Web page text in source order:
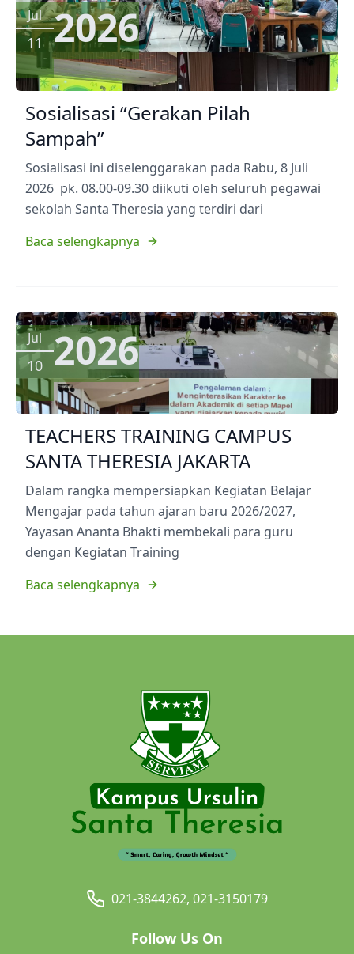
Jul
11 2026
Sosialisasi “Gerakan Pilah
Sampah”
Sosialisasi ini diselenggarakan pada Rabu, 8 Juli
2026 pk. 08.00-09.30 diikuti oleh seluruh pegawai
sekolah Santa Theresia yang terdiri dari
Baca selengkapnya
Jul
10 2026
TEACHERS TRAINING CAMPUS
SANTA THERESIA JAKARTA
Dalam rangka mempersiapkan Kegiatan Belajar
Mengajar pada tahun ajaran baru 2026/2027,
Yayasan Ananta Bhakti membekali para guru
dengan Kegiatan Training
Baca selengkapnya
021-3844262, 021-3150179
Follow Us On